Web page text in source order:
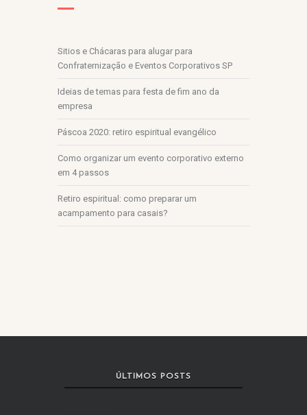
Sitios e Chácaras para alugar para
Confraternização e Eventos Corporativos SP
Ideias de temas para festa de fim ano da
empresa
Páscoa 2020: retiro espiritual evangélico
Como organizar um evento corporativo externo
em 4 passos
Retiro espiritual: como preparar um
acampamento para casais?
ÚLTIMOS POSTS